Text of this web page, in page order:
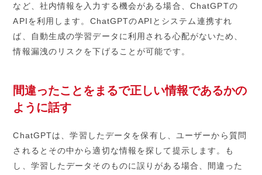
など、社内情報を入力する機会がある場合、ChatGPTの
APIを利用します。ChatGPTのAPIとシステム連携すれ
ば、自動生成の学習データに利用される心配がないため、
情報漏洩のリスクを下げることが可能です。
間違ったことをまるで正しい情報であるかの
ように話す
ChatGPTは、学習したデータを保有し、ユーザーから質問
されるとその中から適切な情報を探して提示します。も
し、学習したデータそのものに誤りがある場合、間違った